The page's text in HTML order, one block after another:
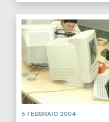
5 FEBBRAIO 2004